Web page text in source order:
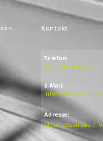
Kontakt
Telefon:
0341 / 4158 504 0
E-Mail:
Adresse:
Moschelesstraße 7,